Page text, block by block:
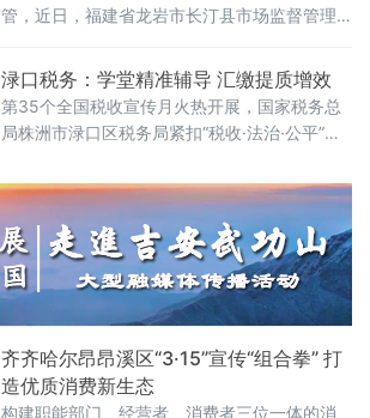
管，近日，福建省龙岩市长汀县市场监督管理
流量集中的“网红”餐饮店，组织开展了食品安全
专项检查。本次检查聚焦食品安全风险关键环
节，开展全方位“体检”。通过实地检查与现场指
导相结合的方式，精准查找日常管理中易被忽
意识。重点围绕主体资格证照
渌口税务：学堂精准辅导 汇缴提质增效
第35个全国税收宣传月火热开展，国家税务总
局株洲市渌口区税务局紧扣“税收·法治·公平”的
学堂，聚焦汇算清缴开展专项精准辅导，邀请
辖区百余户纳税人代表参训，以务实举措传递
税收法治理念，用专业服务护航税收公平。渌
口区税务局税政部门负责人就结合当前汇算清
缴工作推进实际，紧扣税收宣传月主题向参训
齐齐哈尔昂昂溪区“3·15”宣传“组合拳” 打
造优质消费新生态
构建职能部门、经营者、消费者三位一体的消